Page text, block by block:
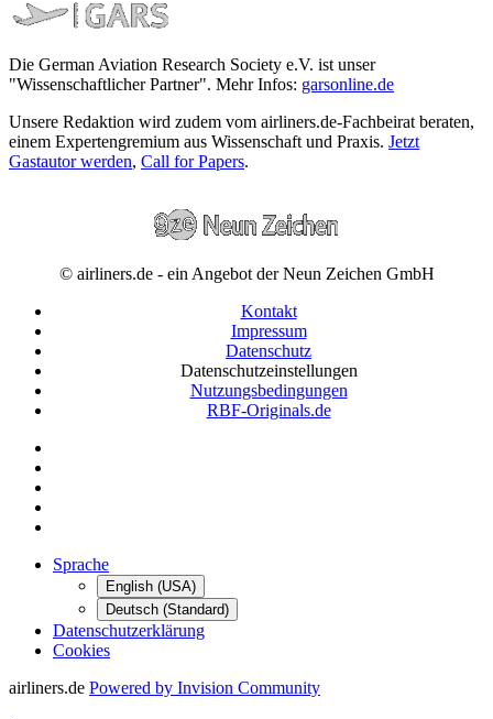
Die German Aviation Research Society e.V. ist unser
"Wissenschaftlicher Partner". Mehr Infos: garsonline.de
Unsere Redaktion wird zudem vom airliners.de-Fachbeirat beraten,
einem Expertengremium aus Wissenschaft und Praxis. Jetzt
Gastautor werden, Call for Papers.
© airliners.de - ein Angebot der Neun Zeichen GmbH
Kontakt
Impressum
Datenschutz
Datenschutzeinstellungen
Nutzungsbedingungen
RBF-Originals.de
Sprache
English (USA)
Deutsch (Standard)
Datenschutzerklärung
Cookies
airliners.de Powered by Invision Community